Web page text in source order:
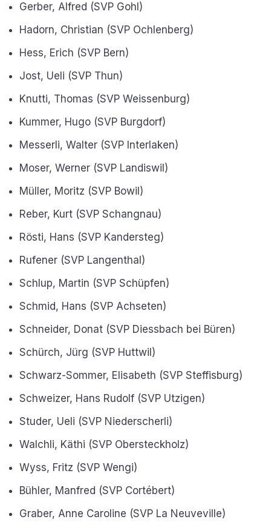
Gerber, Alfred (SVP Gohl)
Hadorn, Christian (SVP Ochlenberg)
Hess, Erich (SVP Bern)
Jost, Ueli (SVP Thun)
Knutti, Thomas (SVP Weissenburg)
Kummer, Hugo (SVP Burgdorf)
Messerli, Walter (SVP Interlaken)
Moser, Werner (SVP Landiswil)
Müller, Moritz (SVP Bowil)
Reber, Kurt (SVP Schangnau)
Rösti, Hans (SVP Kandersteg)
Rufener (SVP Langenthal)
Schlup, Martin (SVP Schüpfen)
Schmid, Hans (SVP Achseten)
Schneider, Donat (SVP Diessbach bei Büren)
Schürch, Jürg (SVP Huttwil)
Schwarz-Sommer, Elisabeth (SVP Steffisburg)
Schweizer, Hans Rudolf (SVP Utzigen)
Studer, Ueli (SVP Niederscherli)
Walchli, Käthi (SVP Obersteckholz)
Wyss, Fritz (SVP Wengi)
Bühler, Manfred (SVP Cortébert)
Graber, Anne Caroline (SVP La Neuveville)